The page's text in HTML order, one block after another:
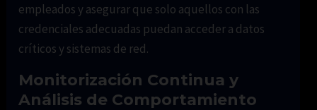
empleados y asegurar que solo aquellos con las
credenciales adecuadas puedan acceder a datos
críticos y sistemas de red.
Monitorización Continua y
Análisis de Comportamiento